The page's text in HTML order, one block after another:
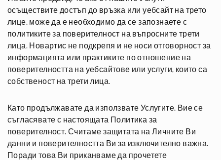
осъществите достъп до връзка или уебсайт на трето
лице, може да е необходимо да се запознаете с
политиките за поверителност на въпросните трети
лица. Новартис не подкрепя и не носи отговорност за
информацията или практиките по отношение на
поверителността на уебсайтове или услуги, които са
собственост на трети лица.
Като продължавате да използвате Услугите, Вие се
съгласявате с настоящата Политика за
поверителност. Считаме защитата на Личните Ви
данни и поверителността Ви за изключително важна.
Поради това Ви приканваме да прочетете